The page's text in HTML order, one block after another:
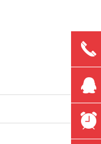
끅
뀩
뀥